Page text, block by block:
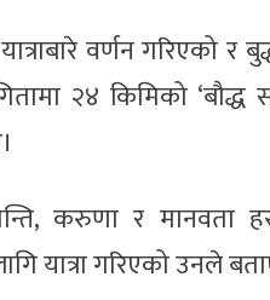
वर्णन
२४ किमिको ‘बौद्ध
करुणा र
यात्रा गरिएको उनले